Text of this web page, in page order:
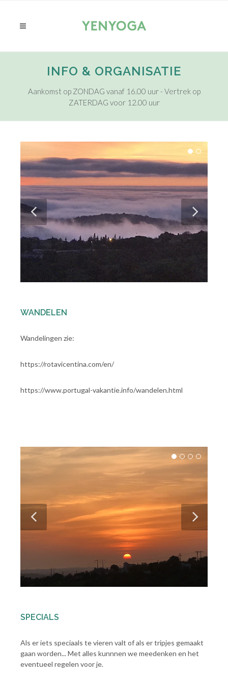
INFO & ORGANISATIE
Aankomst op ZONDAG vanaf 16.00 uur - Vertrek op
ZATERDAG voor 12.00 uur
WANDELEN
Wandelingen zie:
https://rotavicentina.com/en/
https://www.portugal-vakantie.info/wandelen.html
SPECIALS
Als er iets speciaals te vieren valt of als er tripjes gemaakt
gaan worden... Met alles kunnnen we meedenken en het
eventueel regelen voor je.